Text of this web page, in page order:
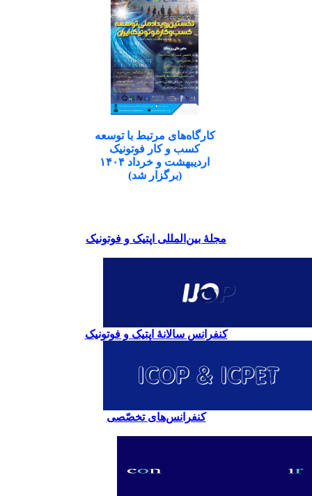
کارگاه‌های مرتبط با توسعه
کسب و کار فوتونیک
اردیبهشت و خرداد ۱۴۰۴
(برگزار شد)
مجلۀ بین‌المللی اپتیک و فوتونیک
کنفرانس سالانۀ اپتیک و فوتونیک
کنفرانس‌های تخصّصی